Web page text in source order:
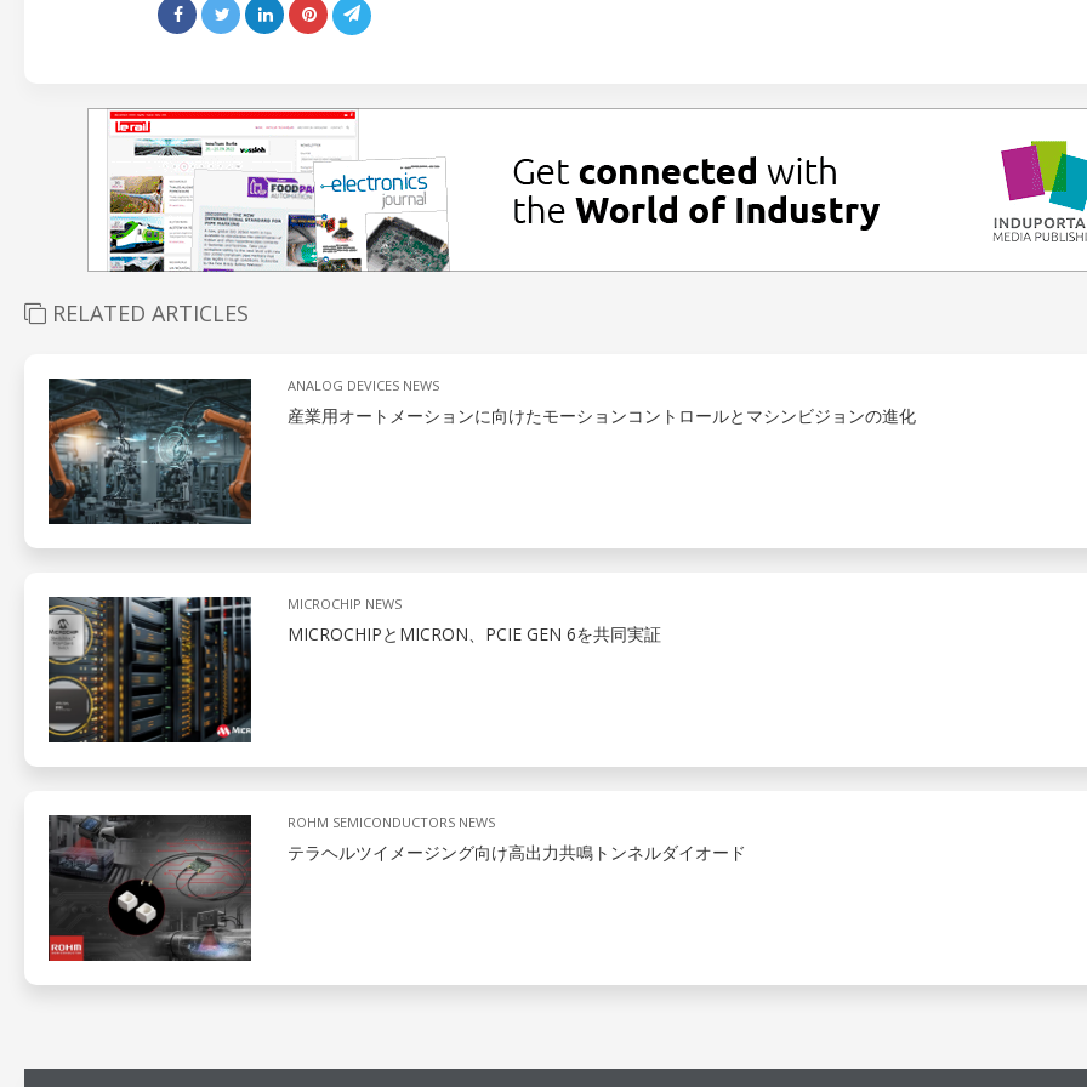
RELATED ARTICLES
ANALOG DEVICES NEWS
産業用オートメーションに向けたモーションコントロールとマシンビジョンの進化
MICROCHIP NEWS
MICROCHIPとMICRON、PCIE GEN 6を共同実証
ROHM SEMICONDUCTORS NEWS
テラヘルツイメージング向け高出力共鳴トンネルダイオード